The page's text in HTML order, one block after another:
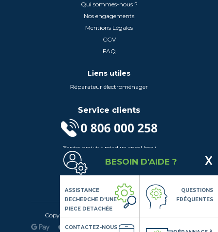
Qui sommes-nous ?
Nos engagements
Mentions Légales
CGV
FAQ
Liens utiles
Réparateur électroménager
Service clients
(Service gratuit + prix d'un appel local)
Lundi au Vendredi de 9h à 18h
Contactez-Nous
Suivez-nous
Copyright© 2020 LSDLP, Tous droits réservés
BESOIN D'AIDE ?
ASSISTANCE
RECHERCHE D'UNE
PIECE DETACHÉE
QUESTIONS
FRÉQUENTES
CONTACTEZ-NOUS